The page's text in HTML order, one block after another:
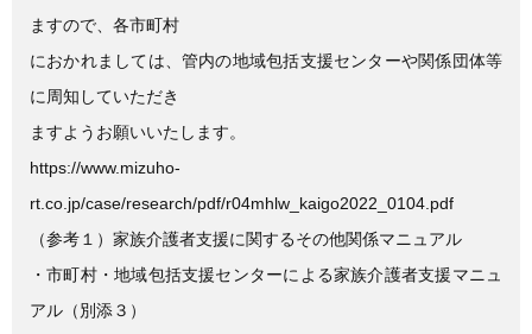
ますので、各市町村
におかれましては、管内の地域包括支援センターや関係団体等
に周知していただき
ますようお願いいたします。
https://www.mizuho-
rt.co.jp/case/research/pdf/r04mhlw_kaigo2022_0104.pdf
（参考１）家族介護者支援に関するその他関係マニュアル
・市町村・地域包括支援センターによる家族介護者支援マニュ
アル（別添３）